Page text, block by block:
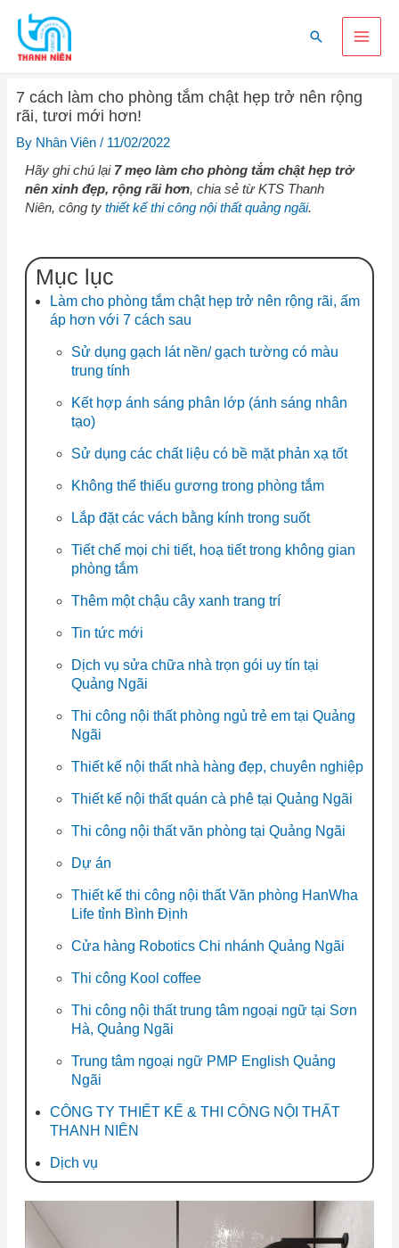
content
Search
Main
7 cách làm cho phòng tắm chật hẹp trở nên rộng
rãi, tươi mới hơn!
By Nhân Viên / 11/02/2022
Hãy ghi chú lại 7 mẹo làm cho phòng tắm chật hẹp trở
nên xinh đẹp, rộng rãi hơn, chia sẻ từ KTS Thanh
Niên, công ty thiết kế thi công nội thất quảng ngãi.
Mục lục
Làm cho phòng tắm chật hẹp trở nên rộng rãi, ấm
áp hơn với 7 cách sau
Sử dụng gạch lát nền/ gạch tường có màu
trung tính
Kết hợp ánh sáng phân lớp (ánh sáng nhân
tạo)
Sử dụng các chất liệu có bề mặt phản xạ tốt
Không thể thiếu gương trong phòng tắm
Lắp đặt các vách bằng kính trong suốt
Tiết chế mọi chi tiết, hoạ tiết trong không gian
phòng tắm
Thêm một chậu cây xanh trang trí
Tin tức mới
Dịch vụ sửa chữa nhà trọn gói uy tín tại
Quảng Ngãi
Thi công nội thất phòng ngủ trẻ em tại Quảng
Ngãi
Thiết kế nội thất nhà hàng đẹp, chuyên nghiệp
Thiết kế nội thất quán cà phê tại Quảng Ngãi
Thi công nội thất văn phòng tại Quảng Ngãi
Dự án
Thiết kế thi công nội thất Văn phòng HanWha
Life tỉnh Bình Định
Cửa hàng Robotics Chi nhánh Quảng Ngãi
Thi công Kool coffee
Thi công nội thất trung tâm ngoại ngữ tại Sơn
Hà, Quảng Ngãi
Trung tâm ngoại ngữ PMP English Quảng
Ngãi
CÔNG TY THIẾT KẾ & THI CÔNG NỘI THẤT
THANH NIÊN
Dịch vụ